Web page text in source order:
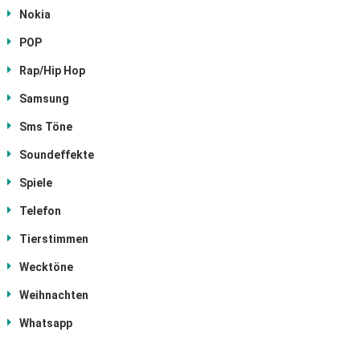
Nokia
POP
Rap/Hip Hop
Samsung
Sms Töne
Soundeffekte
Spiele
Telefon
Tierstimmen
Wecktöne
Weihnachten
Whatsapp